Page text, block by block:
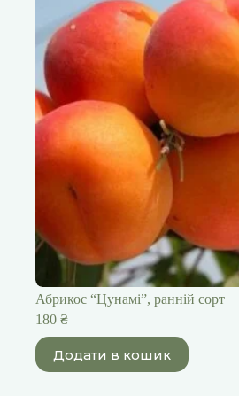
Абрикос “Цунамі”, ранній сорт
180 ₴
Додати в кошик